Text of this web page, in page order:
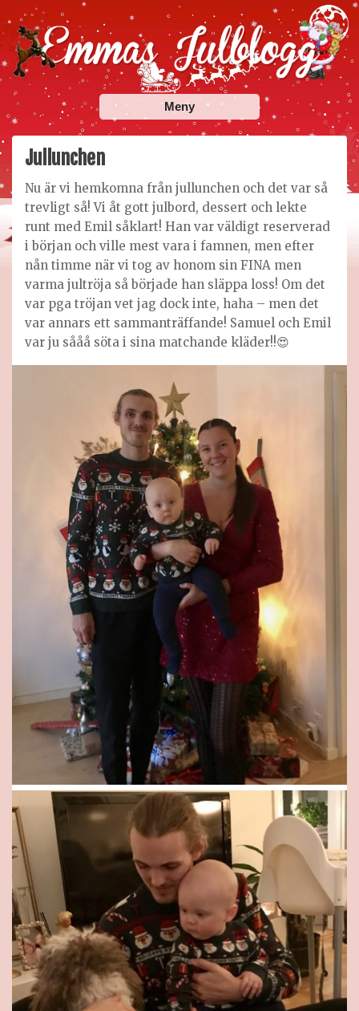
Skip
to
content
Emmas Julblogg
Julbloggar om julnyheter, julklappstips, julkalendrar,
adventskalendrar , julpyssel och julrecept!
Meny
Jullunchen
Nu är vi hemkomna från jullunchen och det var så
trevligt så! Vi åt gott julbord, dessert och lekte
runt med Emil såklart! Han var väldigt reserverad
i början och ville mest vara i famnen, men efter
nån timme när vi tog av honom sin FINA men
varma jultröja så började han släppa loss! Om det
var pga tröjan vet jag dock inte, haha – men det
var annars ett sammanträffande! Samuel och Emil
var ju sååå söta i sina matchande kläder!!😍